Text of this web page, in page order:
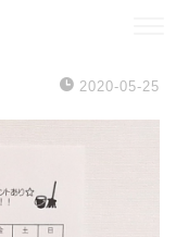
2020-05-25